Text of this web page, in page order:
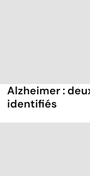
Alzheimer :
identifiés